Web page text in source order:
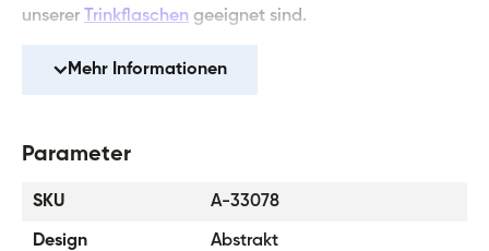
unserer
Trinkflaschen geeignet sind.
- Sehr geringes Gewicht des Rucksacks - 850 g.
Tragfähigkeit beträgt 7 kg.
- Der Rucksack ist aus starkem wasserdichtem Material
Mehr Informationen
Parameter
SKU A-33078
Design Abstrakt